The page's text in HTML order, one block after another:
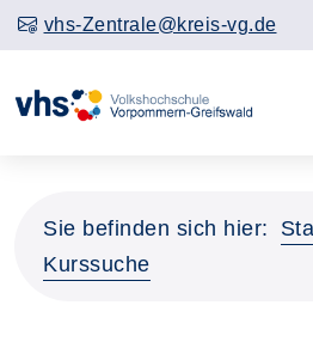
vhs-Zentrale@kreis-vg.de
Sie befinden sich hier:
Kurssuche